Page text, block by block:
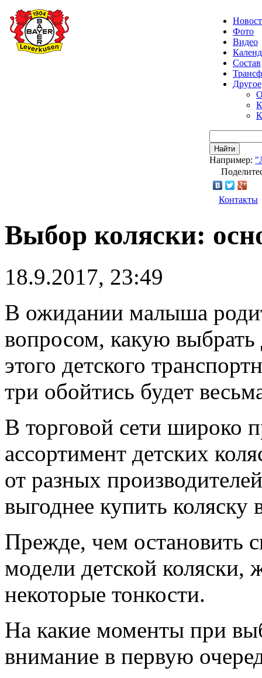
Фото
Видео
Состав
Другое
Найти
Например:
Контакты
Выбор коляски:
18.9.2017, 23:49
В ожидании малыша
вопросом, какую выбрать
этого детского
три обойтись будет
В торговой сети широко
ассортимент детских
от разных
выгоднее купить коляску
Прежде, чем остановить
модели детской коляски,
некоторые тонкости.
На какие моменты при
внимание в первую